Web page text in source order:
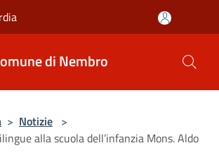
di Nembro
> Notizie >
alla scuola dell’infanzia Mons. Aldo